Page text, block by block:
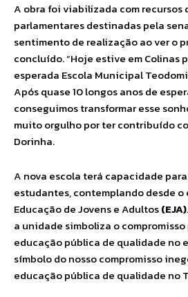
A obra foi viabilizada com recursos
parlamentares destinadas pela
sentimento de realização ao ver o
concluído. “Hoje estive em Colinas
esperada Escola Municipal
Após quase 10 longos anos de
conseguimos transformar esse
muito orgulho por ter contribuído
Dorinha.
A nova escola terá capacidade
estudantes, contemplando desde
Educação de Jovens e Adultos(EJA)
a unidade simboliza o
educação pública de qualidade no
símbolo do nosso compromisso
educação pública de qualidade no